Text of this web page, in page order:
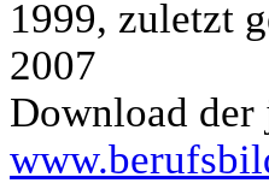
1999, zuletzt
2007
Download der